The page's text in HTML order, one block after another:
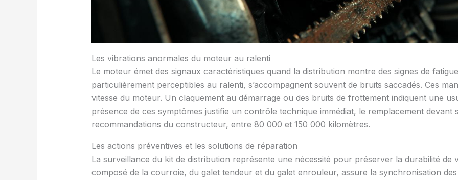
Les vibrations anormales du moteur au ralenti
Le moteur émet des signaux caractéristiques quand la distribution montre des signes de
particulièrement perceptibles au ralenti, s’accompagnent souvent de bruits saccadés. Ces
vitesse du moteur. Un claquement au démarrage ou des bruits de frottement indiquent une
présence de ces symptômes justifie un contrôle technique immédiat, le remplacement devant
recommandations du constructeur, entre 80 000 et 150 000 kilomètres.
Les actions préventives et les solutions de réparation
La surveillance du kit de distribution représente une nécessité pour préserver la durabilité de
composé de la courroie, du galet tendeur et du galet enrouleur, assure la synchronisation